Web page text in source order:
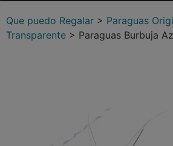
Que puedo Regalar > Paraguas
Transparente > Paraguas Burbuja